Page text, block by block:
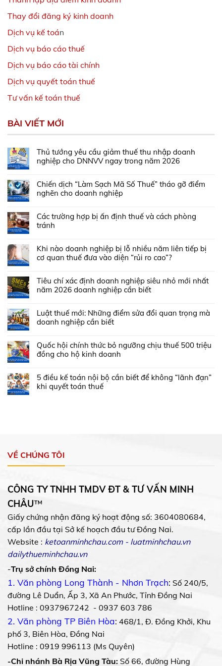
Thay đổi đăng ký kinh doanh
Dịch vụ kế toán
Dịch vụ báo cáo thuế
Dịch vụ báo cáo tài chính
Dịch vụ quyết toán thuế
Tư vấn kế toán thuế
BÀI VIẾT MỚI
Thủ tướng yêu cầu giảm thuế thu nhập doanh
nghiệp cho DNNVV ngay trong năm 2026
Chiến dịch “Làm Sạch Mã Số Thuế” tháo gỡ điểm
nghẽn cho doanh nghiệp
Các trường hợp bị ấn định thuế và cách phòng
tránh
Khi nào doanh nghiệp bị lỗ nhiều năm liên tiếp bị
cơ quan thuế đưa vào diện “rủi ro cao”?
Tiêu chí xác định doanh nghiệp siêu nhỏ mới nhất
năm 2026 doanh nghiệp cần biết
Luật thuế mới: Những điểm sửa đổi quan trọng mà
doanh nghiệp cần biết
Quốc hội chính thức bỏ ngưỡng chịu thuế 500 triệu
đồng cho hộ kinh doanh
5 điều kế toán nội bộ cần biết để không “lãnh đạn”
khi quyết toán thuế
VỀ CHÚNG TÔI
CÔNG TY TNHH TMDV ĐT & TƯ VẤN MINH
CHÂU™
Giấy chứng nhận đăng ký hoạt động số: 3604080684,
cấp lần đầu tại Sở kế hoạch đầu tư Đồng Nai.
Website : ketoanminhchau.com- luatminhchau.vn
dailythueminhchau.vn
-Trụ sở chính Đồng Nai:
1. Văn phòng Long Thành - Nhơn Trạch: Số 240/5,
đường Lê Duẩn, Ấp 3, Xã An Phước, Tỉnh Đồng Nai
Hotline : 0937967242 - 0937 603 786
2. Văn phòng TP Biên Hòa: 468/1, Đ. Đồng Khởi, Khu
phố 3, Biên Hòa, Đồng Nai
Hotline : 0919 996113 (Ms Quyên)
-Chi nhánh Bà Rịa Vũng Tàu: Số 66, đường Hùng